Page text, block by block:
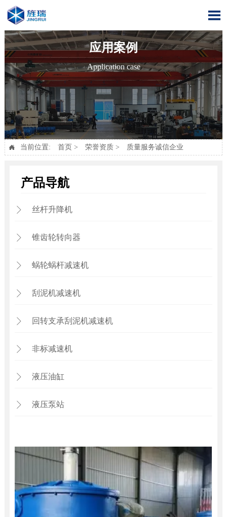

应用案例
Application case
 当前位置: 首页 > 荣誉资质> 质量服务诚信企业
产品导航
 丝杆升降机
 锥齿轮转向器
 蜗轮蜗杆减速机
 刮泥机减速机
 回转支承刮泥机减速机
 非标减速机
 液压油缸
 液压泵站